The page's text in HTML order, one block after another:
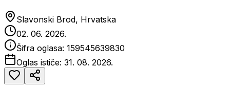
Slavonski Brod, Hrvatska
02. 06. 2026.
Šifra oglasa: 159545639830
Oglas ističe: 31. 08. 2026.